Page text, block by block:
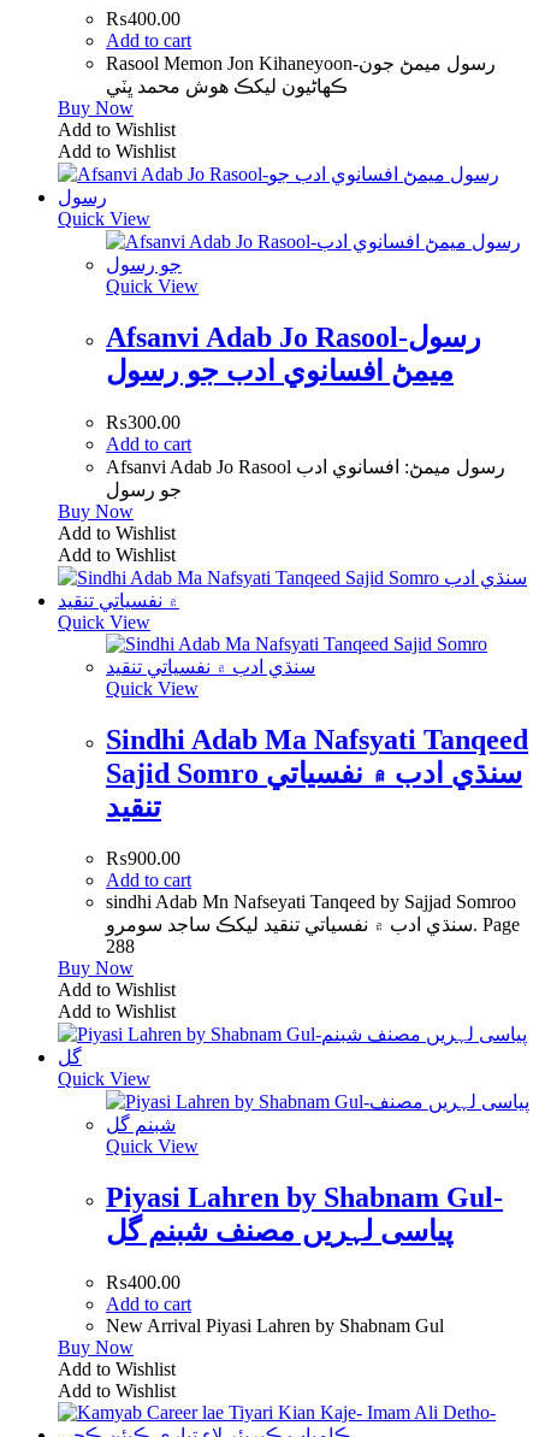
₨400.00
Add to cart
Rasool Memon Jon Kihaneyoon-رسول میمڻ جون
ڪهاڻيون ليکڪ هوش محمد ڀٽي
Buy Now
Add to Wishlist
Add to Wishlist
Quick View
Quick View
Afsanvi Adab Jo Rasool-رسول
ميمڻ افسانوي ادب جو رسول
₨300.00
Add to cart
Afsanvi Adab Jo Rasool رسول ميمڻ: افسانوي ادب
جو رسول
Buy Now
Add to Wishlist
Add to Wishlist
Quick View
Quick View
Sindhi Adab Ma Nafsyati Tanqeed
Sajid Somro سنڌي ادب ۾ نفسياتي
تنقيد
₨900.00
Add to cart
sindhi Adab Mn Nafseyati Tanqeed by Sajjad Somroo
سنڌي ادب ۾ نفسياتي تنقيد ليکڪ ساجد سومرو. Page
288
Buy Now
Add to Wishlist
Add to Wishlist
Quick View
Quick View
Piyasi Lahren by Shabnam Gul-
پیاسی لہریں مصنف شبنم گل
₨400.00
Add to cart
New Arrival Piyasi Lahren by Shabnam Gul
Buy Now
Add to Wishlist
Add to Wishlist